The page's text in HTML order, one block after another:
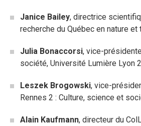
Janice Bailey, directrice
recherche du Québec en nature
Julia Bonaccorsi, vice-
société, Université Lumière Lyon 2
Leszek Brogowski, vice-
Rennes 2 : Culture, science et
Alain Kaufmann, directeur du